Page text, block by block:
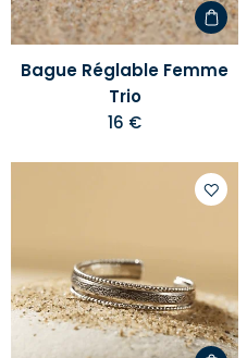
Bague Réglable Femme
Trio
16 €
liste